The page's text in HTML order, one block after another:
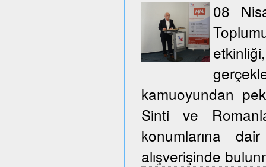
08
kamuoyundan pek
Sinti ve
konumlarına
alışverişinde